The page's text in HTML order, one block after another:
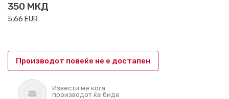
350 МКД
5,66 EUR
Производот повеќе не е достапен
Извести ме кога
производот ќе биде